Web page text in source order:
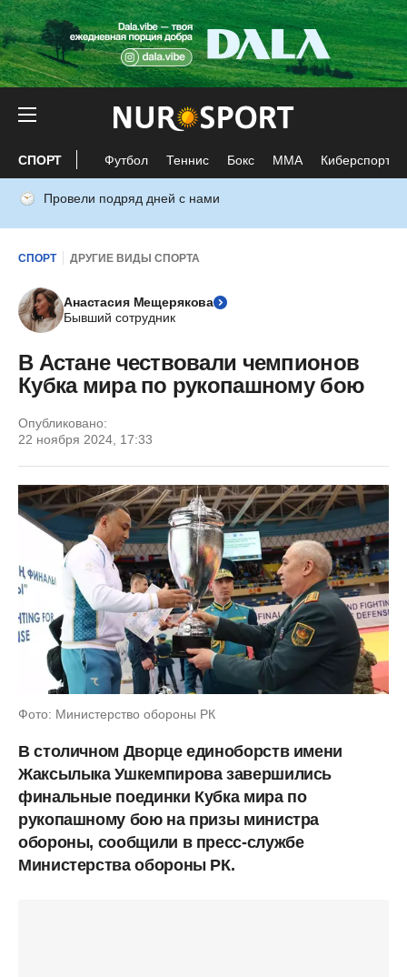
СПОРТ Футбол Теннис Бокс ММА Киберспорт
Провели подряд дней с нами
СПОРТ ДРУГИЕ ВИДЫ СПОРТА
Анастасия Мещерякова
Бывший сотрудник
В Астане чествовали чемпионов
Кубка мира по рукопашному бою
Опубликовано:
22 ноября 2024, 17:33
Фото: Министерство обороны РК
В столичном Дворце единоборств имени
Жаксылыка Ушкемпирова завершились
финальные поединки Кубка мира по
рукопашному бою на призы министра
обороны, сообщили в пресс-службе
Министерства обороны РК.